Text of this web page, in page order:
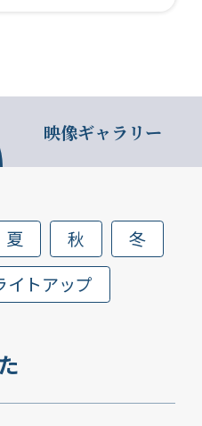
映像ギャラリー
夏 秋
冬
イトアップ